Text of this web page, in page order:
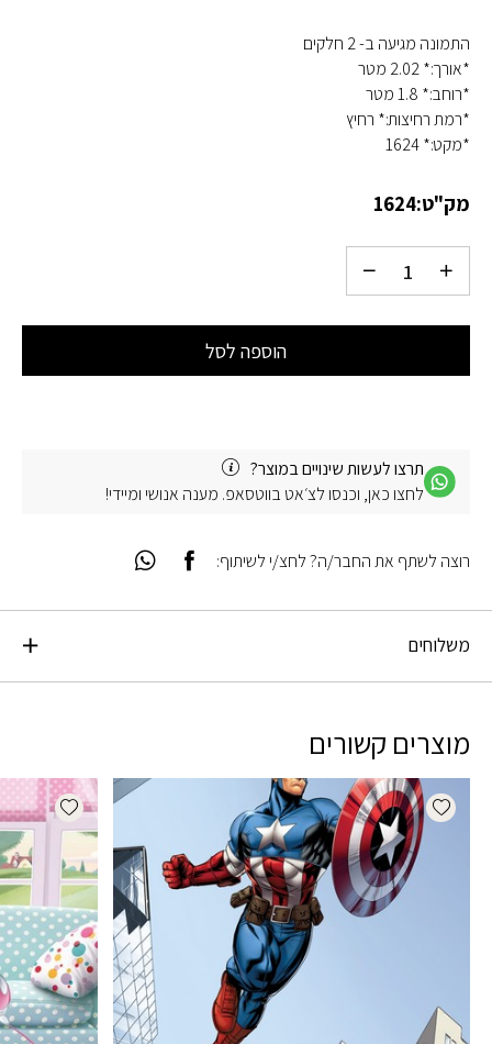
התמונה מגיעה ב- 2 חלקים
*אורך:* 2.02 מטר
*רוחב:* 1.8 מטר
*רמת רחיצות:* רחיץ
*מקט:* 1624
מק"ט:1624
הוספה לסל
תרצו לעשות שינויים במוצר?
לחצו כאן, וכנסו לצ׳אט בווטסאפ. מענה אנושי ומיידי!
משלוחים
רוצה לשתף את החבר/ה? לחצ/י לשיתוף:
מוצרים קשורים
Add wishlist
wishlist